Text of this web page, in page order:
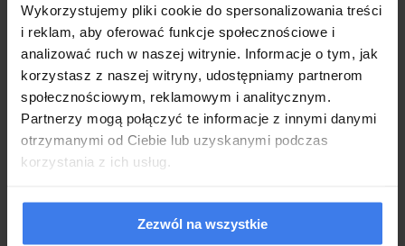
Wykorzystujemy pliki cookie do spersonalizowania treści
i reklam, aby oferować funkcje społecznościowe i
analizować ruch w naszej witrynie. Informacje o tym, jak
korzystasz z naszej witryny, udostępniamy partnerom
społecznościowym, reklamowym i analitycznym.
Partnerzy mogą połączyć te informacje z innymi danymi
otrzymanymi od Ciebie lub uzyskanymi podczas
korzystania z ich usług.
Zezwól na wszystkie
bardzo eleganckim wzorem. Delikatna kolorystyka doskonale
podkreśla bogate wzornictwo. Chodniki z tej serii stanowią
świetna propozycję zarówno do pokoi gościnnych, jak i sypialni
czy gabinetu. Do ich produkcji zostały wykorzystane materiały
najwyższej jakości, dzięki czemu są one odporne na odkształcenia,
odbarwienia oraz intensywne użytkowanie. Każda krawędź została
szczegóły.